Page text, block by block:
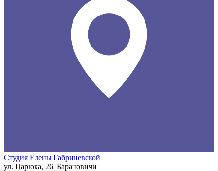
Студия Елены Габриневской
ул. Царюка, 26, Барановичи